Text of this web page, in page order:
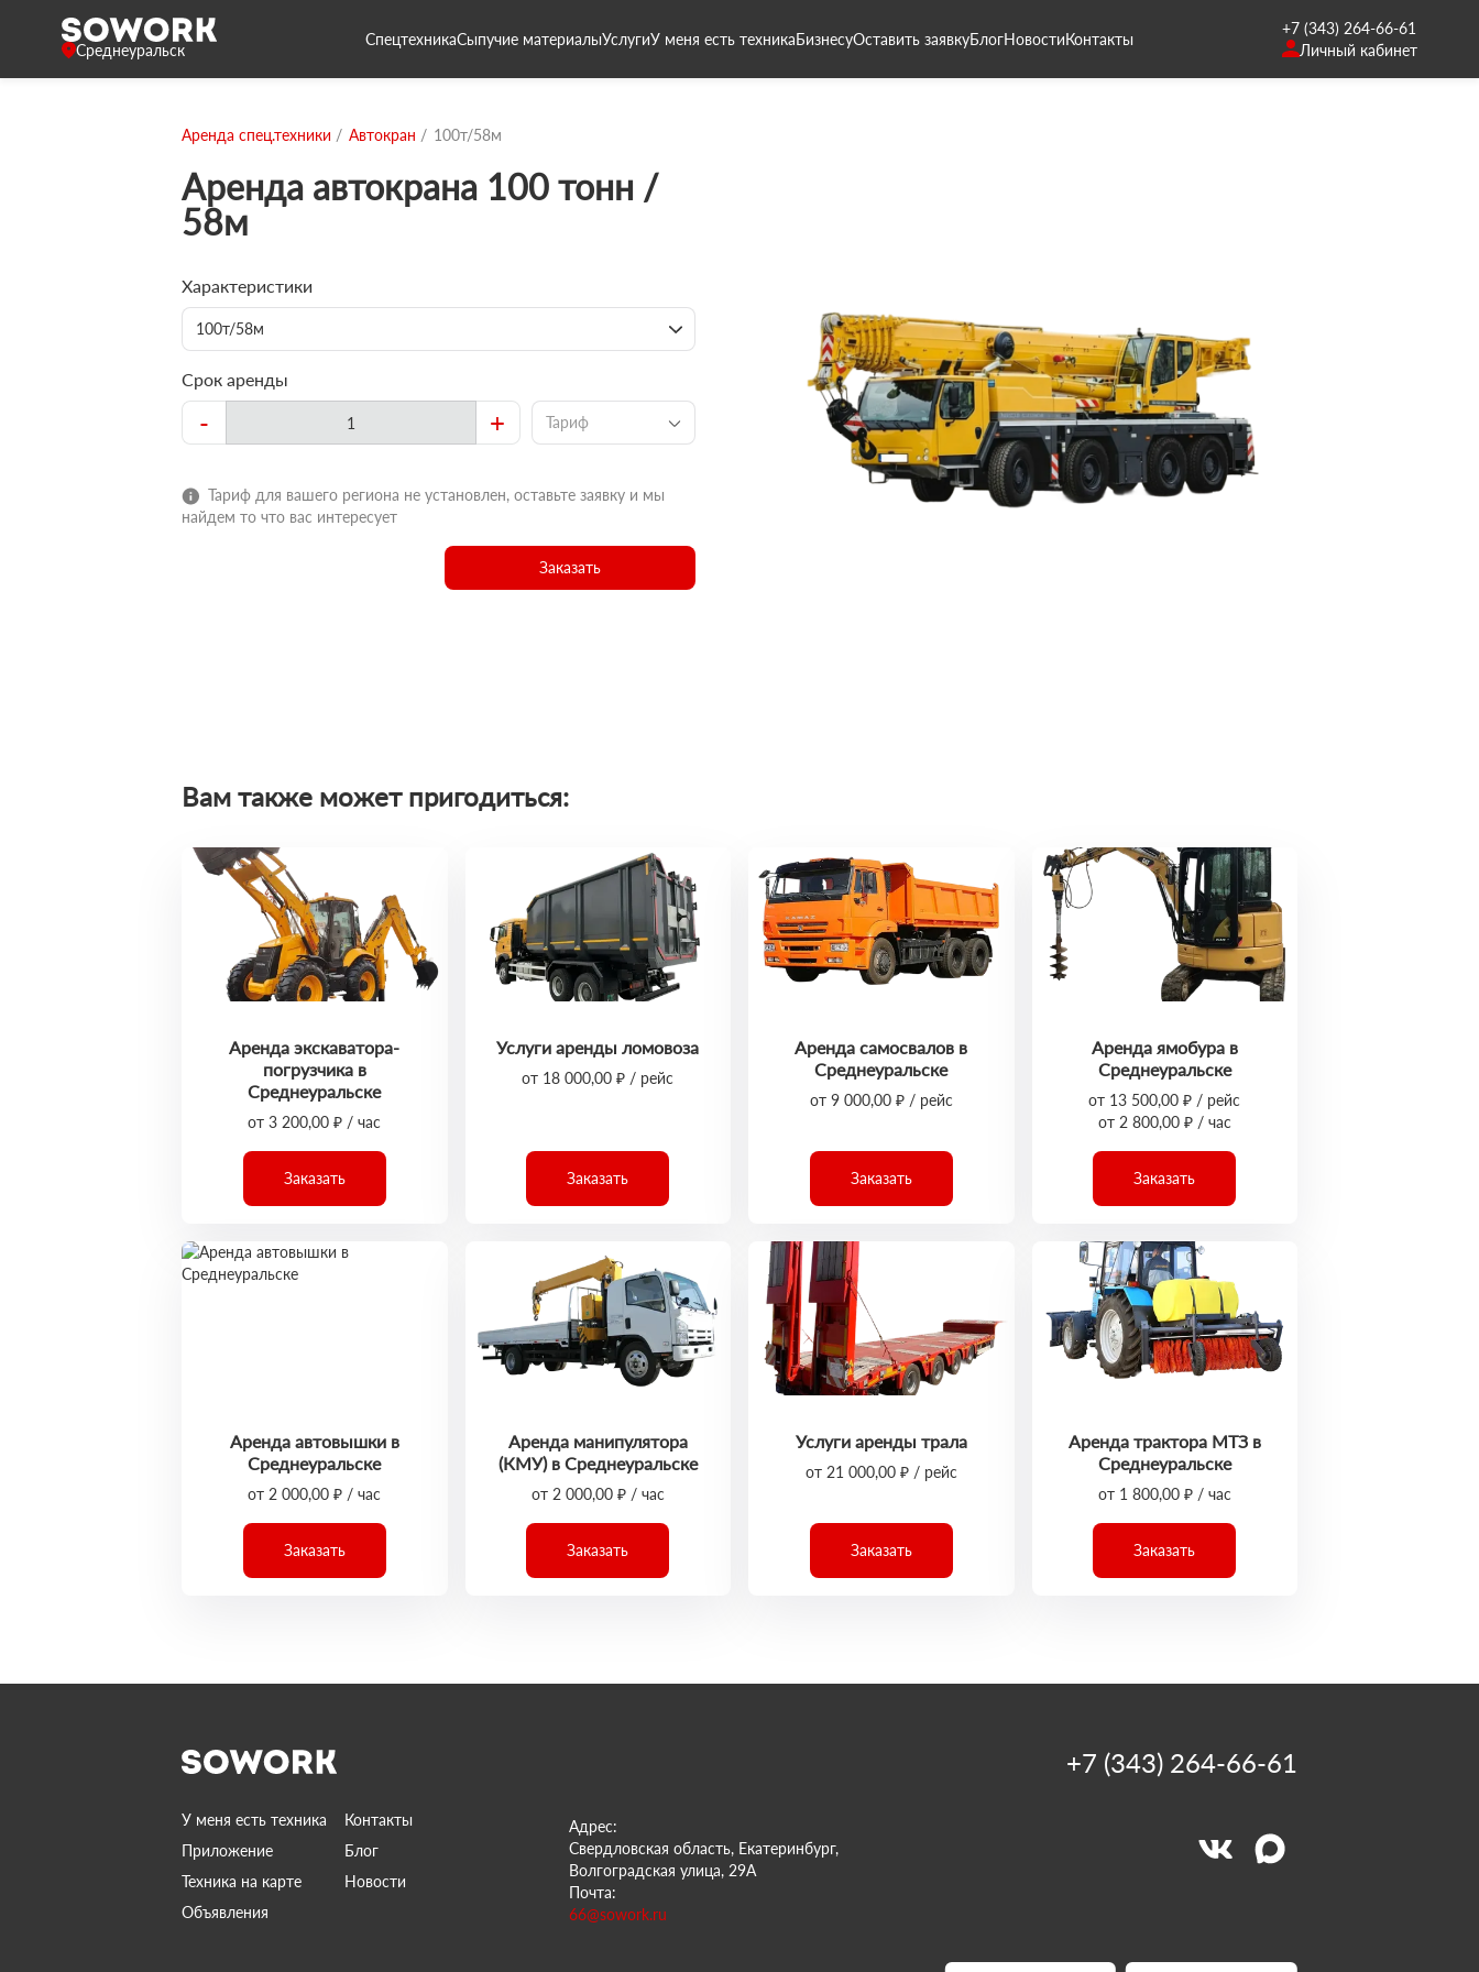
Среднеуральск
СпецтехникаСыпучие материалыУслугиУ меня есть техникаБизнесуОставить заявкуБлогНовостиКонтакты
+7 (343) 264-66-61
Личный кабинет
Аренда спец.техники Автокран 100т/58м
Аренда автокрана 100 тонн /
58м
Характеристики
100т/58м
Срок аренды
- + Тариф
Тариф для вашего региона не установлен, оставьте заявку и мы
найдем то что вас интересует
Заказать
Вам также может пригодиться:
Аренда экскаватора-
погрузчика в
Среднеуральске
от 3 200,00 ₽ / час
Заказать
Услуги аренды ломовоза
от 18 000,00 ₽ / рейс
Заказать
Аренда самосвалов в
Среднеуральске
от 9 000,00 ₽ / рейс
Заказать
Аренда ямобура в
Среднеуральске
от 13 500,00 ₽ / рейс
от 2 800,00 ₽ / час
Заказать
Аренда автовышки в
Среднеуральске
от 2 000,00 ₽ / час
Заказать
Аренда манипулятора
(КМУ) в Среднеуральске
от 2 000,00 ₽ / час
Заказать
Услуги аренды трала
от 21 000,00 ₽ / рейс
Заказать
Аренда трактора МТЗ в
Среднеуральске
от 1 800,00 ₽ / час
Заказать
У меня есть техника
Контакты
Приложение
Блог
Техника на карте
Новости
Объявления
Адрес:
Свердловская область, Екатеринбург,
Волгоградская улица, 29А
Почта:
66@sowork.ru
+7 (343) 264-66-61